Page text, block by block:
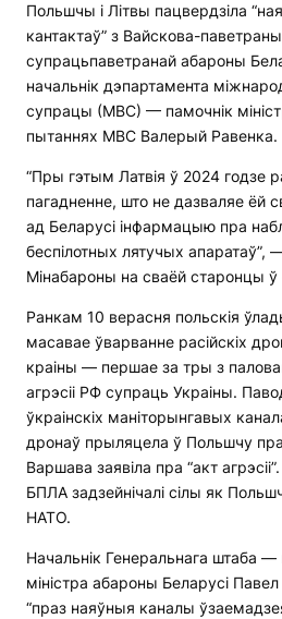
Польшчы і Літвы пацвердзіла
кантактаў” з Вайскова-
супрацьпаветранай абароны
начальнік дэпартамента
супрацы (МВС) — памочнік
пытаннях МВС Валерый Равенка.
“Пры гэтым Латвія ў 2024 годзе
пагадненне, што не дазваляе ёй
ад Беларусі інфармацыю пра
беспілотных лятучых апаратаў”,
Мінабароны на сваёй старонцы
Ранкам 10 верасня польскія
масавае ўварванне расійскіх
краіны — першае за тры з
агрэсіі РФ супраць Украіны.
ўкраінскіх маніторынгавых
дронаў прыляцела ў Польшчу
Варшава заявіла пра “акт
БПЛА задзейнічалі сілы як
НАТО.
Начальнік Генеральнага штаба
міністра абароны Беларусі
“праз наяўныя каналы